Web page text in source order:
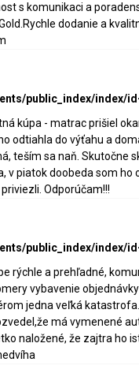
s komunikaci a
dodanie a
public_index/index/
kúpa - matrac prišiel
odtiahla do výťahu a
teším sa naň. Skutočne
v piatok doobeda som ho
Odporúčam!!!
public_index/index/
rýchle a prehľadné,
vybavenie
jedna veľká
má vymenené
naložené, že zajtra ho